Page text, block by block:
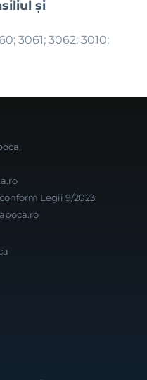
şi
3061; 3062; 3010;
Legii 9/2023: